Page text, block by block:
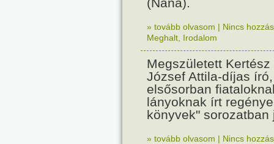
» tovább olvasom | Nincs
Meghalt Irodalom
Megszületett
József Attila-díjas
elsősorban
lányoknak írt
könyvek" sorozatban
» tovább olvasom | Nincs